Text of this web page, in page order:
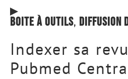
Boite à outils, Diffusion
Indexer sa
Pubmed